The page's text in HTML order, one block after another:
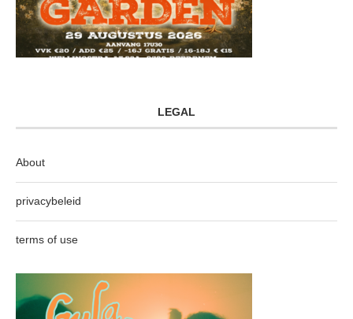
LEGAL
About
privacybeleid
terms of use